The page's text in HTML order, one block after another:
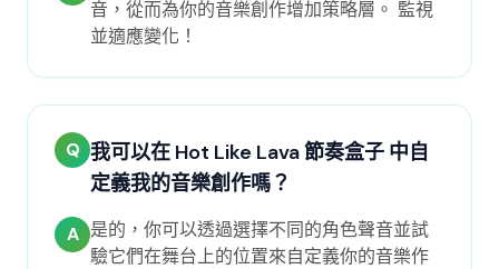
音，從而為你的音樂創作增加策略層。 監視
並適應變化！
Q 我可以在 Hot Like Lava 節奏盒子 中自
定義我的音樂創作嗎？
A 是的，你可以透過選擇不同的角色聲音並試
驗它們在舞台上的位置來自定義你的音樂作